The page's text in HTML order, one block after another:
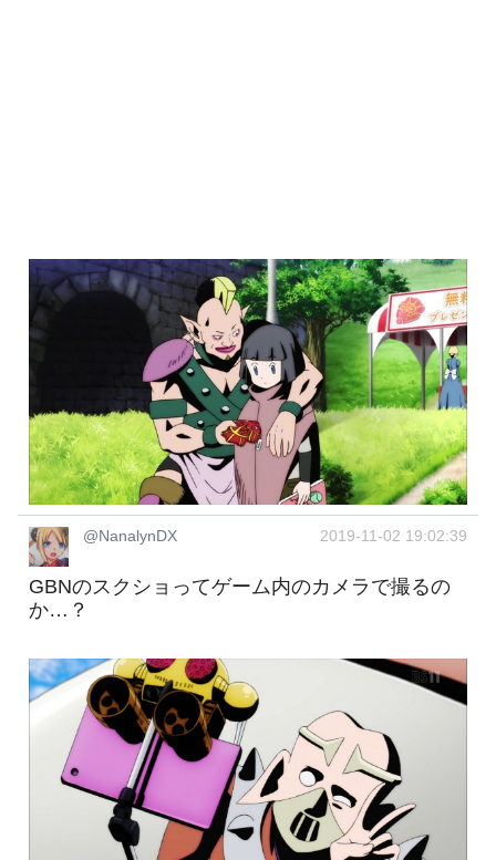
@NanalynDX 2019-11-02 19:02:39
GBNのスクショってゲーム内のカメラで撮るの
か…？